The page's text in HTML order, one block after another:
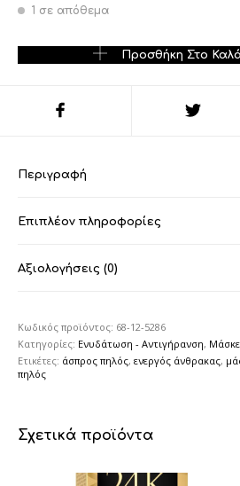
1 σε απόθεμα
PURIFYING FACE MASK WITH
Προσθήκη Στο
Περιγραφή
Επιπλέον πληροφορίες
Αξιολογήσεις (0)
Κωδικός προϊόντος: 68-12-5286
Κατηγορίες: Ενυδάτωση - Αντιγήρανση,
Ετικέτες: άσπρος πηλός,ενεργός άνθρακας,
πηλός
Σχετικά προϊόντα